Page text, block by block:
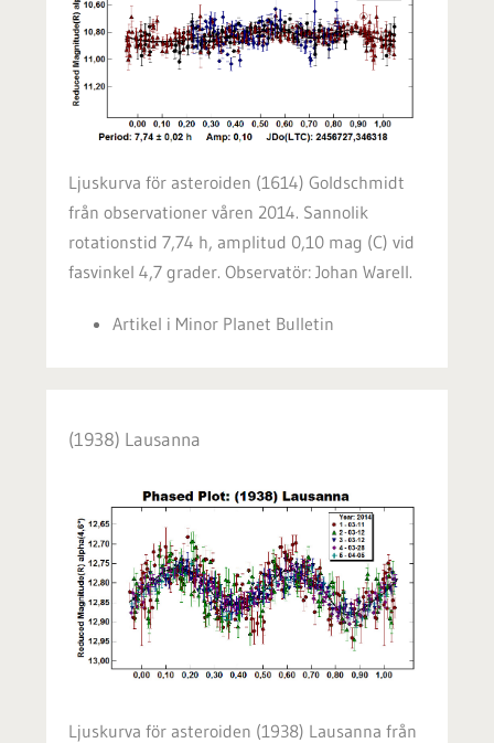
Ljuskurva för asteroiden (1614) Goldschmidt
från observationer våren 2014. Sannolik
rotationstid 7,74 h, amplitud 0,10 mag (C) vid
fasvinkel 4,7 grader. Observatör: Johan Warell.
Artikel i Minor Planet Bulletin
(1938) Lausanna
Ljuskurva för asteroiden (1938) Lausanna från